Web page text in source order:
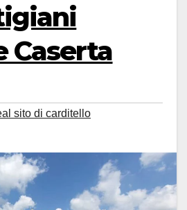
Caserta
sito di carditello